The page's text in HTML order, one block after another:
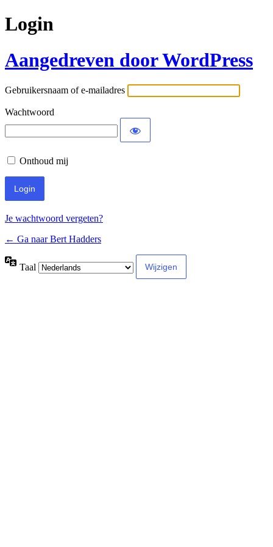
Login
Aangedreven door WordPress
Gebruikersnaam of e-mailadres
Wachtwoord
Onthoud mij
Je wachtwoord vergeten?
← Ga naar Bert Hadders
Taal